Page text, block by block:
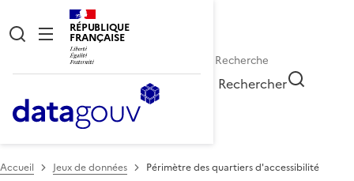
RÉPUBLIQUE
FRANÇAISE
Rechercher
Accueil Jeux de données
Périmètre des quartiers d'accessibilité